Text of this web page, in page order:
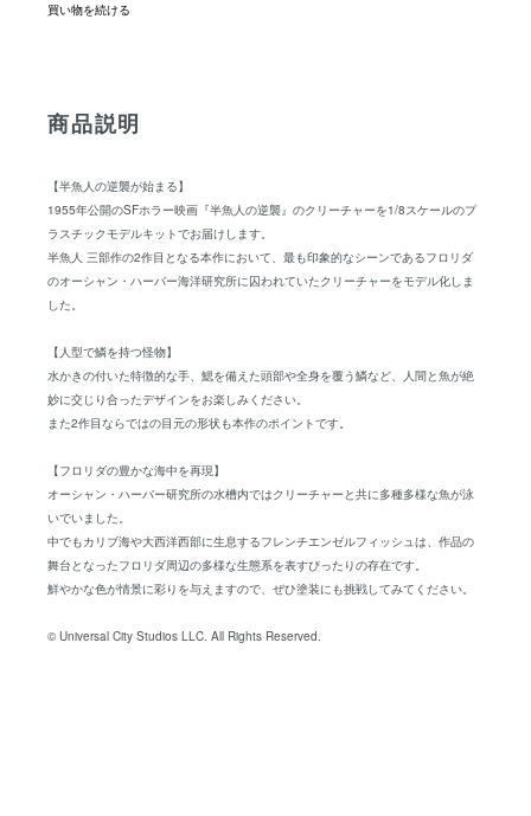
買い物を続ける
商品説明
【半魚人の逆襲が始まる】
1955年公開のSFホラー映画『半魚人の逆襲』のクリーチャーを1/8スケールのプ
ラスチックモデルキットでお届けします。
半魚人 三部作の2作目となる本作において、最も印象的なシーンであるフロリダ
のオーシャン・ハーバー海洋研究所に囚われていたクリーチャーをモデル化しま
した。
【人型で鱗を持つ怪物】
水かきの付いた特徴的な手、鰓を備えた頭部や全身を覆う鱗など、人間と魚が絶
妙に交じり合ったデザインをお楽しみください。
また2作目ならではの目元の形状も本作のポイントです。
【フロリダの豊かな海中を再現】
オーシャン・ハーバー研究所の水槽内ではクリーチャーと共に多種多様な魚が泳
いでいました。
中でもカリブ海や大西洋西部に生息するフレンチエンゼルフィッシュは、作品の
舞台となったフロリダ周辺の多様な生態系を表すぴったりの存在です。
鮮やかな色が情景に彩りを与えますので、ぜひ塗装にも挑戦してみてください。
© Universal City Studios LLC. All Rights Reserved.